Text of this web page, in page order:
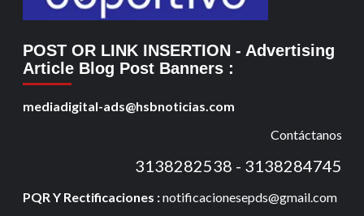
POST OR LINK INSERTION - Advertising
Article Blog Post Banners :
mediadigital-ads@hsbnoticias.com
Contáctanos
3138282538 - 3138284745
PQR Y Rectificaciones :notificacionesepds@gmail.com